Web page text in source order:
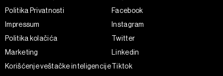
kolačićima i drugim sličnim tehnologijama u
kolačića.
Kolačiće u bilo kojem trenutku možete ponovno ažurirati
klikom na „Prikaži detalje“. Pristanak možete u bilo kojem
trenutku opozvati bez negativnih posledica.
Politika Privatnosti
Impressum
Politika kolačića
Marketing
Korišćenje veštačke inteligencije
Facebook
Instagram
Twitter
Linkedin
Tiktok